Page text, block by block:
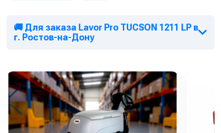
🚚 Для заказа Lavor Pro TUCSON 1211 LP в
г. Ростов-на-Дону